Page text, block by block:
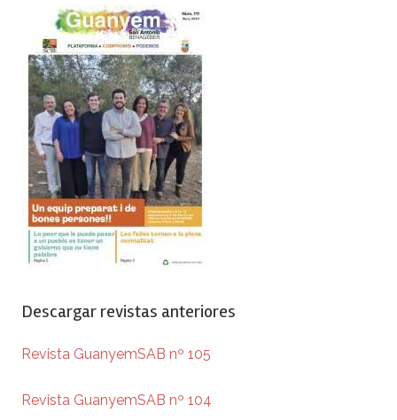
Descargar revistas anteriores
Revista GuanyemSAB nº 105
Revista GuanyemSAB nº 104